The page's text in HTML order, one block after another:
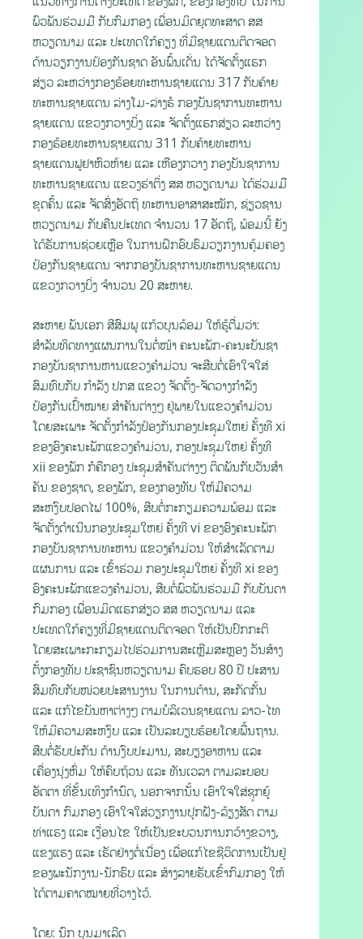
ພົວພັນຮ່ວມມື ກັບກົມກອງ ເພື່ອນມິດຍຸດທະສາດ ສສ
ຫວຽດນາມ ແລະ ປະເທດໃກ້ຄຽງ ທີ່ມີຊາຍແດນຕິດຈອດ
ດ້ານວຽກງານປ້ອງກັນຊາດ ອັນພົ້ນເດັ່ນ ໄດ້ຈັດຕັ້ງແຮກ
ສ່ຽວ ລະຫວ່າງກອງຮ້ອຍທະຫານຊາຍແດນ 317 ກັບຄ້າຍ
ທະຫານຊາຍແດນ ລ່າງໂມ-ລ່າງຮໍ ກອງບັນຊາການທະຫານ
ຊາຍແດນ ແຂວງກວາງບິ່ງ ແລະ ຈັດຕັ້ງແຮກສ່ຽວ ລະຫວ່າງ
ກອງຮ້ອຍທະຫານຊາຍແດນ 311 ກັບຄ້າຍທະຫານ
ຊາຍແດນຟູຢາຫົວຫ້າຍ ແລະ ເຫືອງກວາງ ກອງບັນຊາການ
ທະຫານຊາຍແດນ ແຂວງຮ່າຕິ່ງ ສສ ຫວຽດນາມ ໄດ້ຮ່ວມມື
ຂຸດຄົ້ນ ແລະ ຈັດສົ່ງອັດຖິ ທະຫານອາສາສະໝັກ, ຊ່ຽວຊານ
ຫວຽດນາມ ກັບຄືນປະເທດ ຈຳນວນ 17 ອັດຖິ, ພ້ອມນີ້ ຍັງ
ໄດ້ຮັບການຊ່ວຍເຫຼືອ ໃນການຝຶກອົບຮົມວຽກງານຄຸ້ມຄອງ
ປ້ອງກັນຊາຍແດນ ຈາກກອງບັນຊາການທະຫານຊາຍແດນ
ແຂວງກວາງບິ່ງ ຈໍານວນ 20 ສະຫາຍ.
ສະຫາຍ ພັນເອກ ສີສົມພູ ແກ້ວບຸນລ້ອມ ໃຫ້ຮູ້ຕື່ມວ່າ:
ສຳລັບທິດທາງແຜນການໃນຕໍ່ໜ້າ ຄະນະພັກ-ຄະນະບັນຊາ
ກອງບັນຊາການຫານແຂວງຄຳມ່ວນ ຈະສືບຕໍ່ເອົາໃຈໃສ່
ສົມທົບກັບ ກຳລັງ ປກສ ແຂວງ ຈັດຕັ້ງ-ຈັດວາງກໍາລັງ
ປ້ອງກັນເປົ້າໝາຍ ສໍາຄັນຕ່າງໆ ຢູ່ພາຍໃນແຂວງຄໍາມ່ວນ
ໂດຍສະເພາະ ຈັດຕັ້ງກຳລັງປ້ອງກັນກອງປະຊຸມໃຫຍ່ ຄັ້ງທີ xi
ຂອງອົງຄະນະພັກແຂວງຄໍາມ່ວນ, ກອງປະຊຸມໃຫຍ່ ຄັ້ງທີ
xii ຂອງພັກ ກໍຄືກອງ ປະຊຸມສໍາຄັນຕ່າງໆ ຕິດພັນກັບວັນສໍາ
ຄັນ ຂອງຊາດ, ຂອງພັກ, ຂອງກອງທັບ ໃຫ້ມີຄວາມ
ສະຫງົບປອດໄຟ 100%, ສືບຕໍ່ກະກຽມຄວາມພ້ອມ ແລະ
ຈັດຕັ້ງດໍາເນີນກອງປະຊຸມໃຫຍ່ ຄັ້ງທີ vi ຂອງອົງຄະນະພັກ
ກອງບັນຊາການທະຫານ ແຂວງຄໍາມ່ວນ ໃຫ້ສຳເລັດຕາມ
ແຜນການ ແລະ ເຂົ້າຮ່ວມ ກອງປະຊຸມໃຫຍ່ ຄັ້ງທີ xi ຂອງ
ອົງຄະນະພັກແຂວງຄໍາມ່ວນ, ສືບຕໍ່ພົວພັນຮ່ວມມື ກັບບັນດາ
ກົມກອງ ເພື່ອນມິດແຮກສ່ຽວ ສສ ຫວຽດນາມ ແລະ
ປະເທດໃກ້ຄຽງທີ່ມີຊາຍແດນຕິດຈອດ ໃຫ້ເປັນປົກກະຕິ
ໂດຍສະເພາະກະກຽມໄປຮ່ວມການສະເຫຼີມສະຫຼອງ ວັນສ້າງ
ຕັ້ງກອງທັບ ປະຊາຊົນຫວຽດນາມ ຄົບຮອບ 80 ປີ ປະສານ
ສົມທົບກັບໜ່ວຍປະສານງານ ໃນການຕ້ານ, ສະກັດກັ້ນ
ແລະ ແກ້ໄຂບັນຫາຕ່າງໆ ຕາມບໍລິເວນຊາຍແດນ ລາວ-ໄທ
ໃຫ້ມີຄວາມສະຫງົບ ແລະ ເປັນລະບຽບຮ້ອຍໂດຍພື້ນຖານ.
ສືບຕໍ່ຮັບປະກັນ ດ້ານງົບປະມານ, ສະບຽງອາຫານ ແລະ
ເຄື່ອງນຸ່ງຫົ່ມ ໃຫ້ຄົບຖ້ວນ ແລະ ທັນເວລາ ຕາມລະບອບ
ອັດຕາ ທີ່ຂັ້ນເທິງກຳນົດ, ນອກຈາກນັ້ນ ເອົາໃຈໃສ່ຊຸກຍູ້
ບັນດາ ກົມກອງ ເອົາໃຈໃສ່ວຽກງານປູກຝັງ-ລ້ຽງສັດ ຕາມ
ທ່າແຮງ ແລະ ເງື່ອນໄຂ ໃຫ້ເປັນຂະບວນການກວ້າງຂວາງ,
ແຂງແຮງ ແລະ ເຮັດຢ່າງຕໍ່ເນື່ອງ ເພື່ອແກ້ໄຂຊີວິດການເປັນຢູ່
ຂອງພະນັກງານ-ນັກຮົບ ແລະ ສ້າງລາຍຮັບເຂົ້າກົມກອງ ໃຫ້
ໄດ້ຕາມຄາດໝາຍທີ່ວາງໄວ້.
ໂດຍ: ນົກ ບຸນມາເລີດ